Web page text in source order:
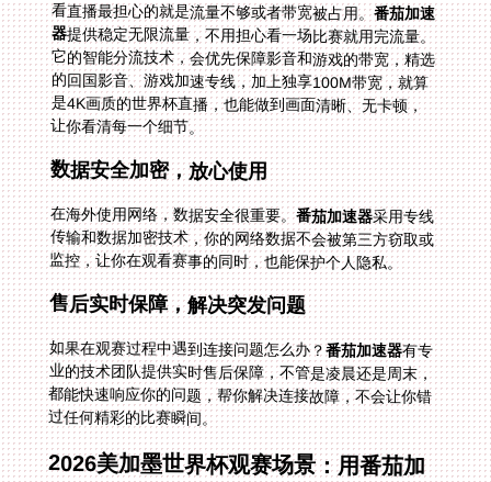
看直播最担心的就是流量不够或者带宽被占用。番茄加速
器提供稳定无限流量，不用担心看一场比赛就用完流量。
它的智能分流技术，会优先保障影音和游戏的带宽，精选
的回国影音、游戏加速专线，加上独享100M带宽，就算
是4K画质的世界杯直播，也能做到画面清晰、无卡顿，
让你看清每一个细节。
数据安全加密，放心使用
在海外使用网络，数据安全很重要。番茄加速器采用专线
传输和数据加密技术，你的网络数据不会被第三方窃取或
监控，让你在观看赛事的同时，也能保护个人隐私。
售后实时保障，解决突发问题
如果在观赛过程中遇到连接问题怎么办？番茄加速器有专
业的技术团队提供实时售后保障，不管是凌晨还是周末，
都能快速响应你的问题，帮你解决连接故障，不会让你错
过任何精彩的比赛瞬间。
2026美加墨世界杯观赛场景：用番茄加